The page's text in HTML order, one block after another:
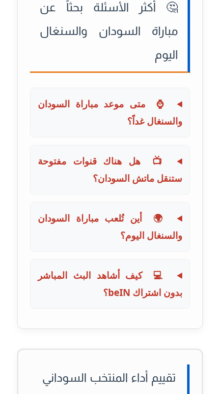
🤔 أكثر الأسئلة بحثاً عن
مباراة السودان والسنغال
اليوم
⌚
متى موعد مباراة السودان
والسنغال غداً؟
📺
هل هناك قنوات مفتوحة
ستنقل ماتش السودان؟
🌍
أين تُلعب مباراة السودان
والسنغال اليوم؟
💻
كيف أشاهد البث المباشر
بدون اشتراك beIN؟
تقييم أداء المنتخب السوداني